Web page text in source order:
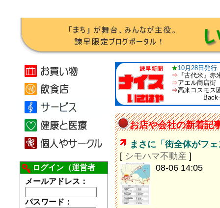
ログイン（運営者
用）
メールアドレス：
パスワード：
★10月28日発
⇒ 『古代米』
⇒アエル商店街
⇒高来コスモス
Back-
お店や会社の新着記
まさに「街全体がフ
[ シモハマ不動産 ]
08-06 14:05